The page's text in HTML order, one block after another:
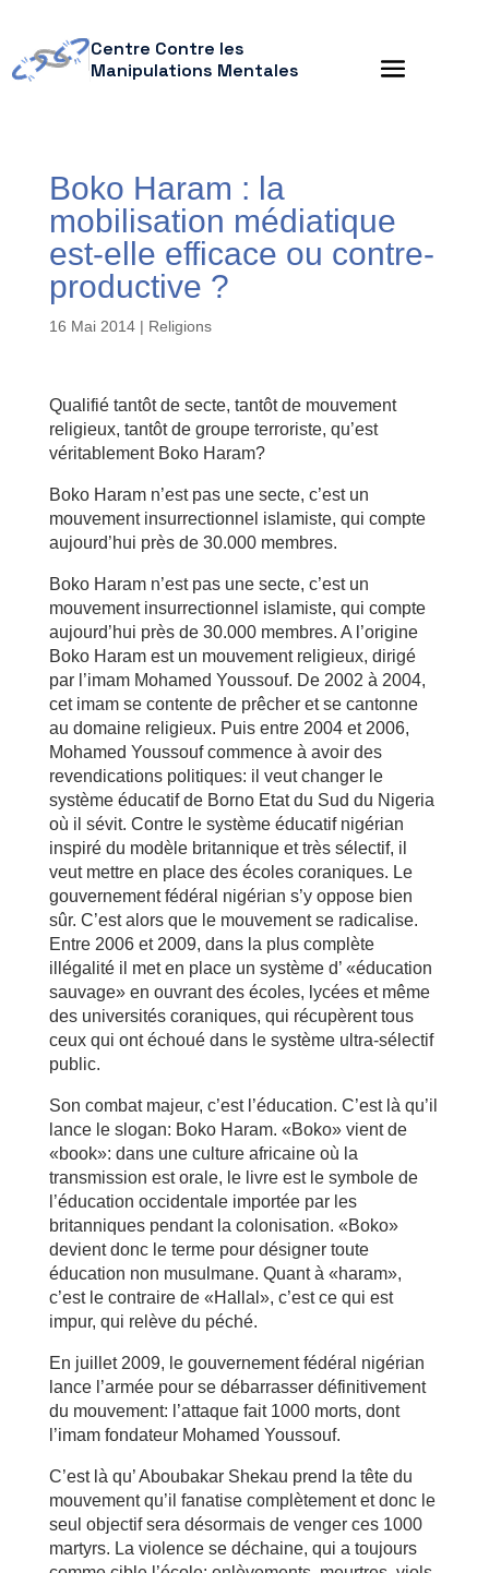
Centre Contre les
Manipulations Mentales
Boko Haram : la
mobilisation médiatique
est-elle efficace ou contre-
productive ?
16 Mai 2014| Religions
Qualifié tantôt de secte, tantôt de mouvement
religieux, tantôt de groupe terroriste, qu’est
véritablement Boko Haram?
Boko Haram n’est pas une secte, c’est un
mouvement insurrectionnel islamiste, qui compte
aujourd’hui près de 30.000 membres.
Boko Haram n’est pas une secte, c’est un
mouvement insurrectionnel islamiste, qui compte
aujourd’hui près de 30.000 membres. A l’origine
Boko Haram est un mouvement religieux, dirigé
par l’imam Mohamed Youssouf. De 2002 à 2004,
cet imam se contente de prêcher et se cantonne
au domaine religieux. Puis entre 2004 et 2006,
Mohamed Youssouf commence à avoir des
revendications politiques: il veut changer le
système éducatif de Borno Etat du Sud du Nigeria
où il sévit. Contre le système éducatif nigérian
inspiré du modèle britannique et très sélectif, il
veut mettre en place des écoles coraniques. Le
gouvernement fédéral nigérian s’y oppose bien
sûr. C’est alors que le mouvement se radicalise.
Entre 2006 et 2009, dans la plus complète
illégalité il met en place un système d’ «éducation
sauvage» en ouvrant des écoles, lycées et même
des universités coraniques, qui récupèrent tous
ceux qui ont échoué dans le système ultra-sélectif
public.
Son combat majeur, c’est l’éducation. C’est là qu’il
lance le slogan: Boko Haram. «Boko» vient de
«book»: dans une culture africaine où la
transmission est orale, le livre est le symbole de
l’éducation occidentale importée par les
britanniques pendant la colonisation. «Boko»
devient donc le terme pour désigner toute
éducation non musulmane. Quant à «haram»,
c’est le contraire de «Hallal», c’est ce qui est
impur, qui relève du péché.
En juillet 2009, le gouvernement fédéral nigérian
lance l’armée pour se débarrasser définitivement
du mouvement: l’attaque fait 1000 morts, dont
l’imam fondateur Mohamed Youssouf.
C’est là qu’ Aboubakar Shekau prend la tête du
mouvement qu’il fanatise complètement et donc le
seul objectif sera désormais de venger ces 1000
martyrs. La violence se déchaine, qui a toujours